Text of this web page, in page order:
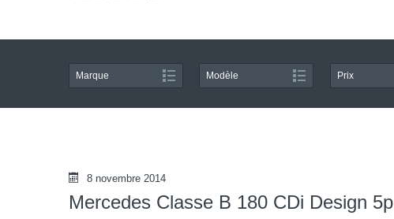
Marque Modèle Prix
8 novembre 2014
Mercedes Classe B 180 CDi Design 5p